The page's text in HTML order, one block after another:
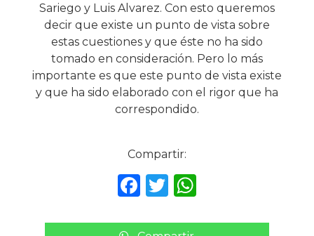
Sariego y Luis Alvarez. Con esto queremos
decir que existe un punto de vista sobre
estas cuestiones y que éste no ha sido
tomado en consideración. Pero lo más
importante es que este punto de vista existe
y que ha sido elaborado con el rigor que ha
correspondido.
Compartir:
F
c
T
it
W
a